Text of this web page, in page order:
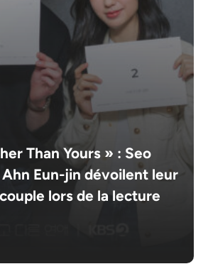
Than Yours » : Seo
Eun-jin dévoilent leur
lors de la lecture